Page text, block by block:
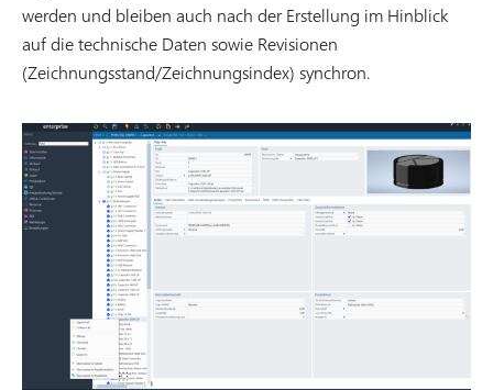
werden und bleiben auch nach der Erstellung im Hinblick
auf die technische Daten sowie Revisionen
(Zeichnungsstand/Zeichnungsindex) synchron.